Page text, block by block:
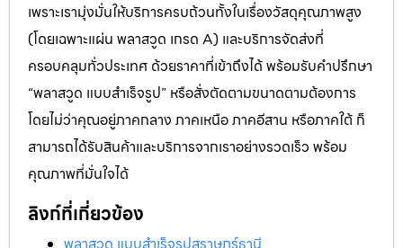
เพราะเรามุ่งมั่นให้บริการครบถ้วนทั้งในเรื่องวัสดุคุณภาพสูง
(โดยเฉพาะแผ่น พลาสวูด เกรด A) และบริการจัดส่งที่
ครอบคลุมทั่วประเทศ ด้วยราคาที่เข้าถึงได้ พร้อมรับคำปรึกษา
“พลาสวูด แบบสำเร็จรูป” หรือสั่งตัดตามขนาดตามต้องการ
โดยไม่ว่าคุณอยู่ภาคกลาง ภาคเหนือ ภาคอีสาน หรือภาคใต้ ก็
สามารถได้รับสินค้าและบริการจากเราอย่างรวดเร็ว พร้อม
คุณภาพที่มั่นใจได้
ลิงก์ที่เกี่ยวข้อง